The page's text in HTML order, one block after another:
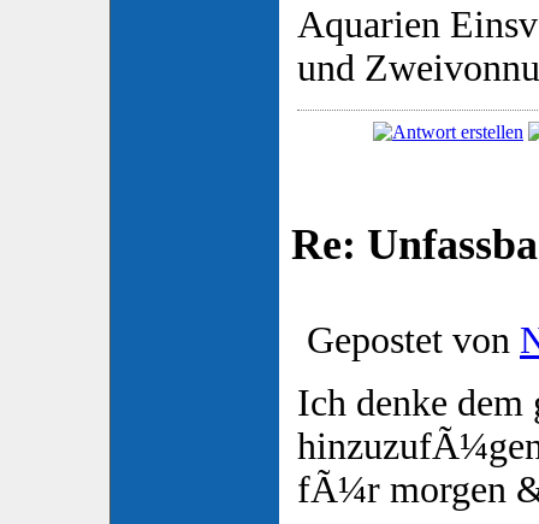
Aquarien
und
Re:
Gepostet von
Ich denke dem
fÃ¼r morgen